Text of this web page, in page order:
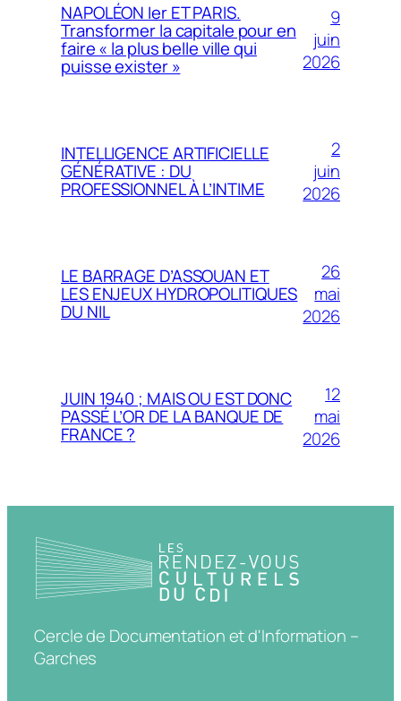
NAPOLÉON Ier ET PARIS.
Transformer la capitale pour en
faire « la plus belle ville qui
puisse exister »
9
juin
2026
INTELLIGENCE ARTIFICIELLE
GÉNÉRATIVE : DU
PROFESSIONNEL À L’INTIME
2
juin
2026
LE BARRAGE D’ASSOUAN ET
LES ENJEUX HYDROPOLITIQUES
DU NIL
26
mai
2026
JUIN 1940 ; MAIS OU EST DONC
PASSÉ L’OR DE LA BANQUE DE
FRANCE ?
12
mai
2026
Cercle de Documentation et d'Information –
Garches